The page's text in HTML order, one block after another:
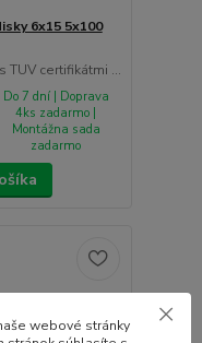
6x15 5x100
TUV certifikátmi ...
Do 7 dní | Doprava
4ks zadarmo |
Montážna sada
zadarmo
webové stránky